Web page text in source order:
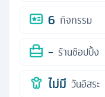
6 กิจกรรม
- ร้านช้อปปิ้ง
ไม่มี วันอิสระ